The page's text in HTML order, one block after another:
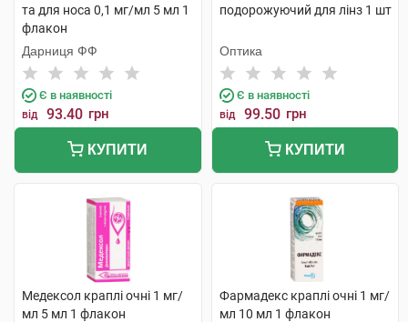
та для носа 0,1 мг/мл 5 мл 1
флакон
Дарниця ФФ
Є в наявності
від 93.40 грн
КУПИТИ
подорожуючий для лінз 1 шт
Оптика
Є в наявності
від 99.50 грн
КУПИТИ
Медексол краплі очні 1 мг/
мл 5 мл 1 флакон
Фармадекс краплі очні 1 мг/
мл 10 мл 1 флакон